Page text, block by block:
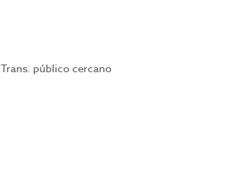
Trans. público cercano